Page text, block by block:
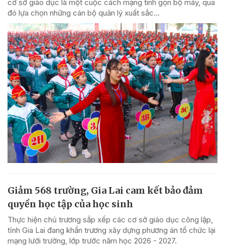
cơ sở giáo dục là một cuộc cách mạng tinh gọn bộ máy, qua
đó lựa chọn những cán bộ quản lý xuất sắc...
Giảm 568 trường, Gia Lai cam kết bảo đảm
quyền học tập của học sinh
Thực hiện chủ trương sắp xếp các cơ sở giáo dục công lập,
tỉnh Gia Lai đang khẩn trương xây dựng phương án tổ chức lại
mạng lưới trường, lớp trước năm học 2026 - 2027.